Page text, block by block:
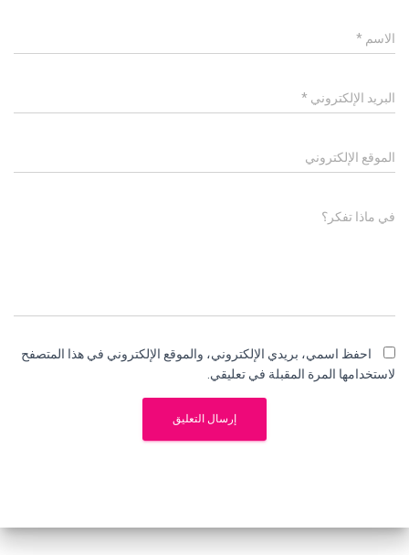
الاسم *
البريد الإلكتروني *
الموقع الإلكتروني
في ماذا تفكر؟
احفظ اسمي، بريدي الإلكتروني، والموقع الإلكتروني في هذا المتصفح
لاستخدامها المرة المقبلة في تعليقي.